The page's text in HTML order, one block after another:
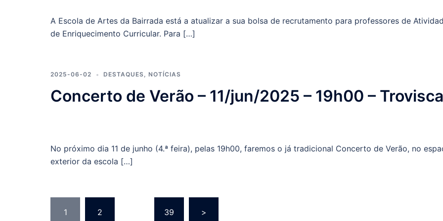
A Escola de Artes da Bairrada está a atualizar a sua bolsa de recrutamento para professores de
de Enriquecimento Curricular. Para […]
2025-06-02 DESTAQUES, NOTÍCIAS
Concerto de Verão – 11/jun/2025 – 19h00 –
No próximo dia 11 de junho (4.ª feira), pelas 19h00, faremos o já tradicional Concerto de Verão, no
exterior da escola […]
Paginação
1 2 39 >